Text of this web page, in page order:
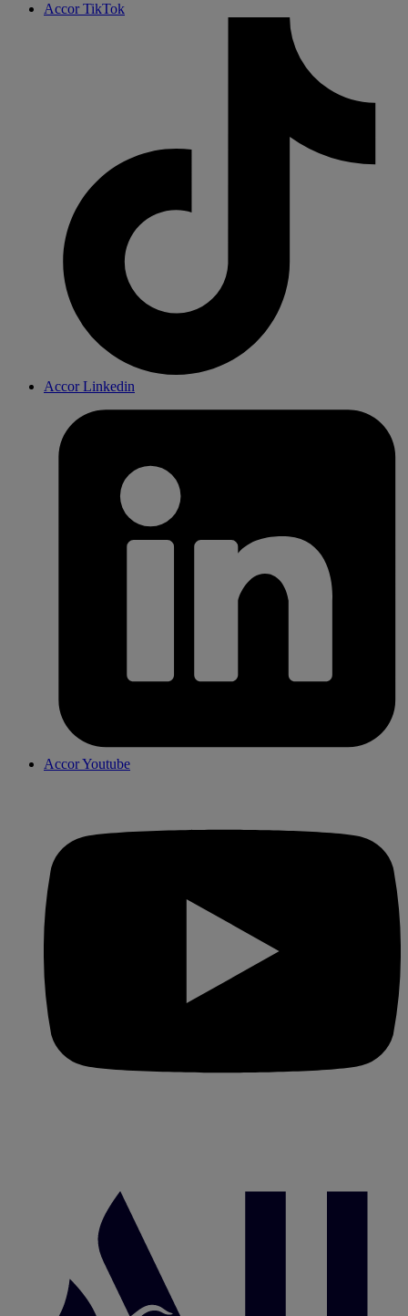
Accor TikTok
Accor Linkedin
Accor Youtube